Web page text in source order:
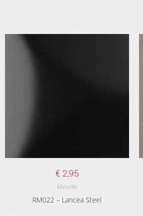
€ 2,95
Metallic
RM022 – Lancea Steel